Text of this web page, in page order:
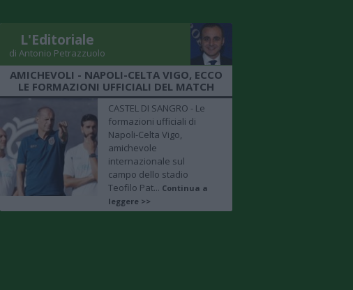
L'Editoriale
di Antonio Petrazzuolo
AMICHEVOLI - NAPOLI-CELTA VIGO, ECCO
LE FORMAZIONI UFFICIALI DEL MATCH
CASTEL DI SANGRO - Le
formazioni ufficiali di
Napoli-Celta Vigo,
amichevole
internazionale sul
campo dello stadio
Teofilo Pat... Continua a
leggere >>